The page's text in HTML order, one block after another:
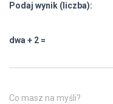
Podaj wynik (liczba):
dwa + 2 =
Co masz na myśli?